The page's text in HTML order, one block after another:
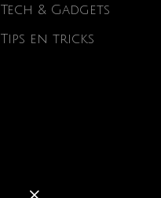
Tech & Gadgets
Tips en tricks